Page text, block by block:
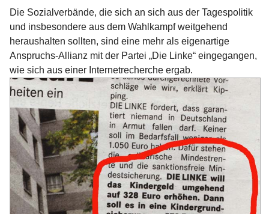
Die Sozialverbände, die sich an sich aus der Tagespolitik
und insbesondere aus dem Wahlkampf weitgehend
heraushalten sollten, sind eine mehr als eigenartige
Anspruchs-Allianz mit der Partei „Die Linke“ eingegangen,
wie sich aus einer Internetrecherche ergab.